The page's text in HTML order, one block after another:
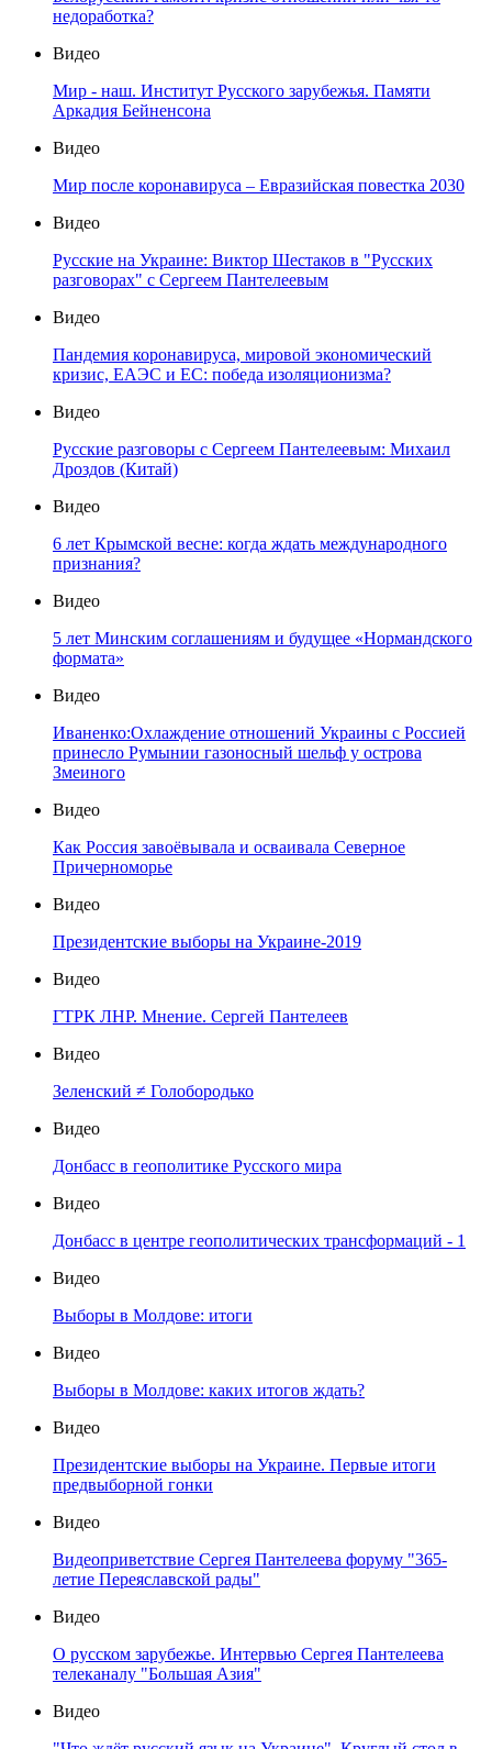
недоработка?
Видео
Мир - наш. Институт Русского зарубежья. Памяти
Аркадия Бейненсона
Видео
Мир после коронавируса – Евразийская повестка 2030
Видео
Русские на Украине: Виктор Шестаков в "Русских
разговорах" с Сергеем Пантелеевым
Видео
Пандемия коронавируса, мировой экономический
кризис, ЕАЭС и ЕС: победа изоляционизма?
Видео
Русские разговоры с Сергеем Пантелеевым: Михаил
Дроздов (Китай)
Видео
6 лет Крымской весне: когда ждать международного
признания?
Видео
5 лет Минским соглашениям и будущее «Нормандского
формата»
Видео
Иваненко:Охлаждение отношений Украины с Россией
принесло Румынии газоносный шельф у острова
Змеиного
Видео
Как Россия завоёвывала и осваивала Северное
Причерноморье
Видео
Президентские выборы на Украине-2019
Видео
ГТРК ЛНР. Мнение. Сергей Пантелеев
Видео
Зеленский ≠ Голобородько
Видео
Донбасс в геополитике Русского мира
Видео
Донбасс в центре геополитических трансформаций - 1
Видео
Выборы в Молдове: итоги
Видео
Выборы в Молдове: каких итогов ждать?
Видео
Президентские выборы на Украине. Первые итоги
предвыборной гонки
Видео
Видеоприветствие Сергея Пантелеева форуму "365-
летие Переяславской рады"
Видео
О русском зарубежье. Интервью Сергея Пантелеева
телеканалу "Большая Азия"
Видео